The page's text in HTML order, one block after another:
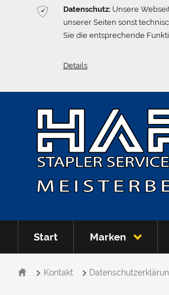
ќ Datenschutz: Unsere
unserer Seiten sonst
Sie die entsprechende
Details
Start Marken
ŷ ã Kontakt ã